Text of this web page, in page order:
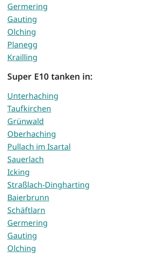
Germering
Gauting
Olching
Planegg
Krailling
Super E10 tanken in:
Unterhaching
Taufkirchen
Grünwald
Oberhaching
Pullach im Isartal
Sauerlach
Icking
Straßlach-Dingharting
Baierbrunn
Schäftlarn
Germering
Gauting
Olching